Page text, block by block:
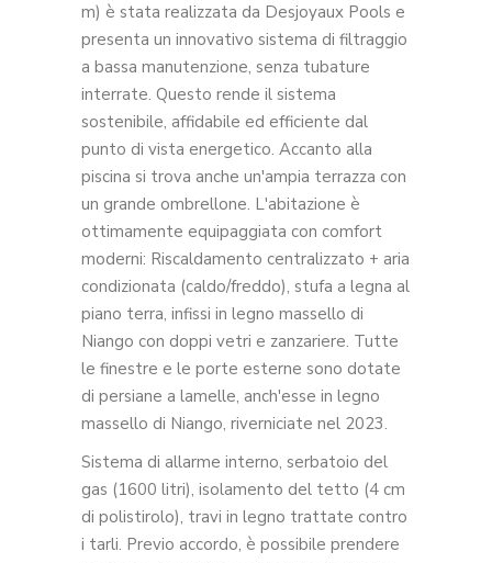
m) è stata realizzata da Desjoyaux Pools e
presenta un innovativo sistema di filtraggio
a bassa manutenzione, senza tubature
interrate. Questo rende il sistema
sostenibile, affidabile ed efficiente dal
punto di vista energetico. Accanto alla
piscina si trova anche un'ampia terrazza con
un grande ombrellone. L'abitazione è
ottimamente equipaggiata con comfort
moderni: Riscaldamento centralizzato + aria
condizionata (caldo/freddo), stufa a legna al
piano terra, infissi in legno massello di
Niango con doppi vetri e zanzariere. Tutte
le finestre e le porte esterne sono dotate
di persiane a lamelle, anch'esse in legno
massello di Niango, riverniciate nel 2023.
Sistema di allarme interno, serbatoio del
gas (1600 litri), isolamento del tetto (4 cm
di polistirolo), travi in ​​legno trattate contro
i tarli. Previo accordo, è possibile prendere